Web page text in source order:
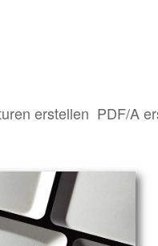
erstellen PDF/A